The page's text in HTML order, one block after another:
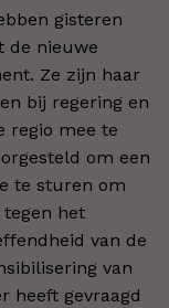
gisteren
de nieuwe
Ze zijn haar
bij regering en
regio mee te
om een
te sturen om
het
van de
van
heeft gevraagd